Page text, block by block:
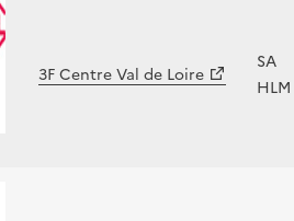
3F Centre Val de Loire
SA
HLM